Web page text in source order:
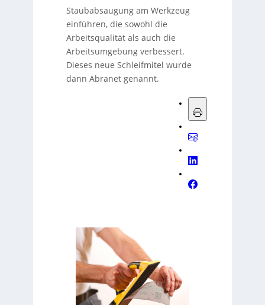
Staubabsaugung am Werkzeug
einführen, die sowohl die
Arbeitsqualität als auch die
Arbeitsumgebung verbessert.
Dieses neue Schleifmitel wurde
dann Abranet genannt.